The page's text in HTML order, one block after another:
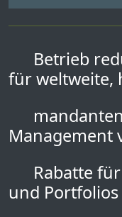
Betrieb
für weltweite,
Management
Rabatte
und